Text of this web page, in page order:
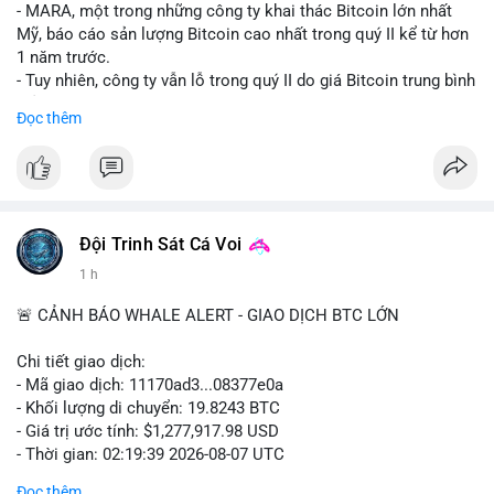
- MARA, một trong những công ty khai thác Bitcoin lớn nhất
Mỹ, báo cáo sản lượng Bitcoin cao nhất trong quý II kể từ hơn
1 năm trước.
- Tuy nhiên, công ty vẫn lỗ trong quý II do giá Bitcoin trung bình
- Sự tăng sản lượng không đủ bù đắp cho sự suy giảm giá trị
#vlikevn #titanbot
Đọc thêm
Đội Trinh Sát Cá Voi
1 h
🚨 CẢNH BÁO WHALE ALERT - GIAO DỊCH BTC LỚN
Chi tiết giao dịch:
- Mã giao dịch: 11170ad3...08377e0a
- Khối lượng di chuyển: 19.8243 BTC
- Giá trị ước tính: $1,277,917.98 USD
- Thời gian: 02:19:39 2026-08-07 UTC